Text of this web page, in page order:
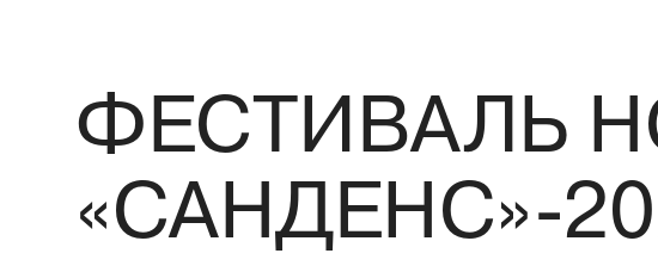
ФЕСТИВАЛЬ
«САНДЕНС»-